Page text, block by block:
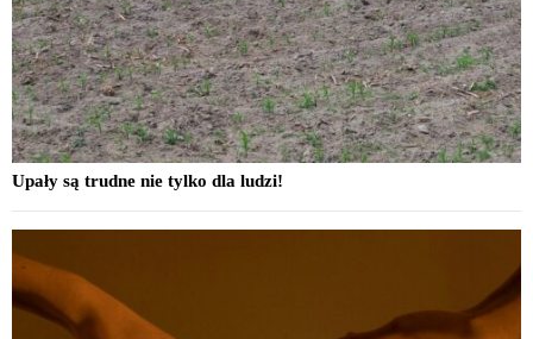
Upały są trudne nie tylko dla ludzi!